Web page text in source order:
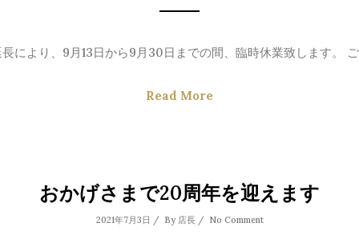
により、9月13日から9月30日までの間、臨時休業致します。
Read More
おかげさまで20周年を迎えます
2021年7月3日 / By 店長/ No Comment